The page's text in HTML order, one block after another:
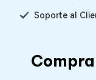
Soporte al